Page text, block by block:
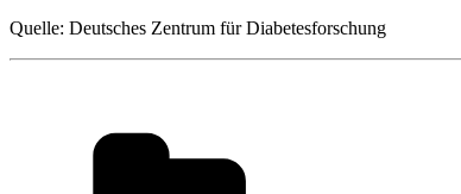
Quelle: Deutsches Zentrum für Diabetesforschung